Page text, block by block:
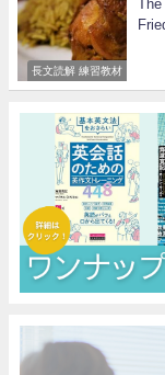
長文読解 練習教材
The